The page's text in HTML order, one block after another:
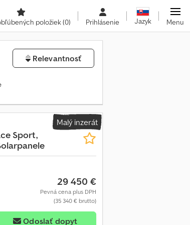
položiek(0) Prihlásenie Jazyk Menu
Relevantnosť
Malý inzerát
Sport,
29 450 €
Pevná cena plus DPH
(35 340 € brutto)
Odoslať dopyt